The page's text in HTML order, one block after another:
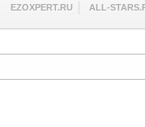
EZOXPERT.RU ALL-